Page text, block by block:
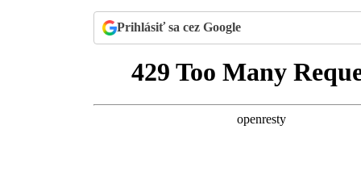
Prihlásiť sa cez Google